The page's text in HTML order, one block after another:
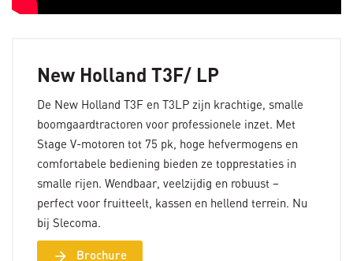
New Holland T3F/ LP
De New Holland T3F en T3LP zijn krachtige, smalle
boomgaardtractoren voor professionele inzet. Met
Stage V-motoren tot 75 pk, hoge hefvermogens en
comfortabele bediening bieden ze topprestaties in
smalle rijen. Wendbaar, veelzijdig en robuust –
perfect voor fruitteelt, kassen en hellend terrein. Nu
bij Slecoma.
arrow_forward Brochure